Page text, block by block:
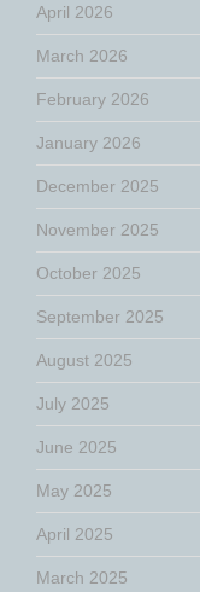
April 2026
March 2026
February 2026
January 2026
December 2025
November 2025
October 2025
September 2025
August 2025
July 2025
June 2025
May 2025
April 2025
March 2025